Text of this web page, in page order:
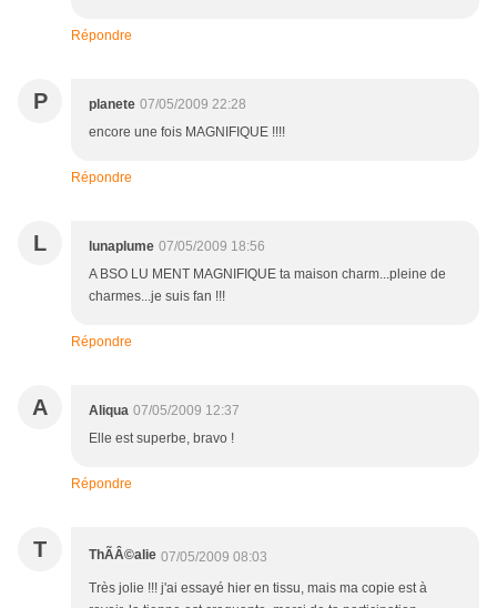
Répondre
P planete 07/05/2009 22:28
encore une fois MAGNIFIQUE !!!!
Répondre
L lunaplume 07/05/2009 18:56
A BSO LU MENT MAGNIFIQUE ta maison charm...pleine de
charmes...je suis fan !!!
Répondre
A Aliqua 07/05/2009 12:37
Elle est superbe, bravo !
Répondre
T ThÃÂ©alie 07/05/2009 08:03
Très jolie !!! j'ai essayé hier en tissu, mais ma copie est à